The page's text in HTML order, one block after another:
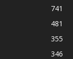
741
481
355
346